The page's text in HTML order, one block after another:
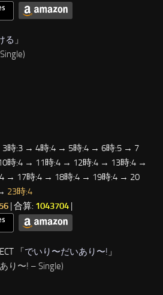
る 」
時:3 → 4時:4 → 5時:4 → 6時:5 → 7
時:4 → 11時:4 → 12時:4 → 13時:4 →
→ 17時:4 → 18時:4 → 19時:4 → 20
23時:4
| 合算: 1043704 |
「でいり〜だいあり〜! 」
り〜! – Single)